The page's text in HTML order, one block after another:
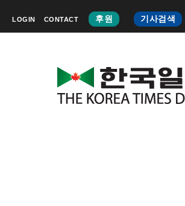
LOGIN CONTACT 후원 기사검색